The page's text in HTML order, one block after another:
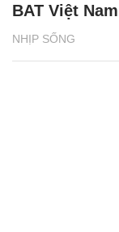
NHỊP SỐNG
BAT Việt